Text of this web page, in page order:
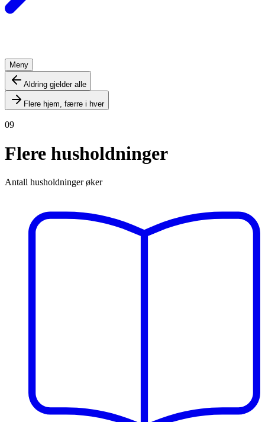
Meny
Aldring gjelder alle
Flere hjem, færre i hver
09
Flere husholdninger
Antall husholdninger øker